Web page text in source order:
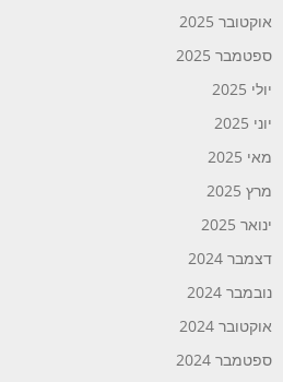
אוקטובר 2025
ספטמבר 2025
יולי 2025
יוני 2025
מאי 2025
מרץ 2025
ינואר 2025
דצמבר 2024
נובמבר 2024
אוקטובר 2024
ספטמבר 2024